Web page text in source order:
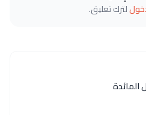
لترك تعليق.
المائدة